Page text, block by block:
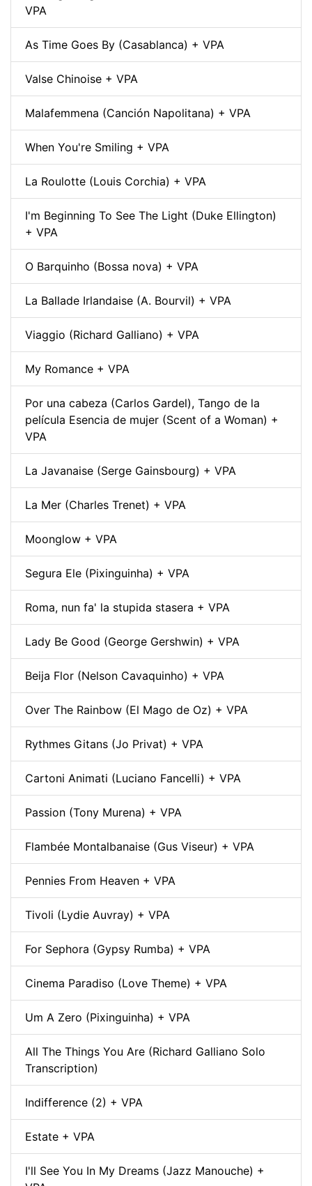
VPA
As Time Goes By (Casablanca) + VPA
Valse Chinoise + VPA
Malafemmena (Canción Napolitana) + VPA
When You're Smiling + VPA
La Roulotte (Louis Corchia) + VPA
I'm Beginning To See The Light (Duke Ellington)
+ VPA
O Barquinho (Bossa nova) + VPA
La Ballade Irlandaise (A. Bourvil) + VPA
Viaggio (Richard Galliano) + VPA
My Romance + VPA
Por una cabeza (Carlos Gardel), Tango de la
película Esencia de mujer (Scent of a Woman) +
VPA
La Javanaise (Serge Gainsbourg) + VPA
La Mer (Charles Trenet) + VPA
Moonglow + VPA
Segura Ele (Pixinguinha) + VPA
Roma, nun fa' la stupida stasera + VPA
Lady Be Good (George Gershwin) + VPA
Beija Flor (Nelson Cavaquinho) + VPA
Over The Rainbow (El Mago de Oz) + VPA
Rythmes Gitans (Jo Privat) + VPA
Cartoni Animati (Luciano Fancelli) + VPA
Passion (Tony Murena) + VPA
Flambée Montalbanaise (Gus Viseur) + VPA
Pennies From Heaven + VPA
Tivoli (Lydie Auvray) + VPA
For Sephora (Gypsy Rumba) + VPA
Cinema Paradiso (Love Theme) + VPA
Um A Zero (Pixinguinha) + VPA
All The Things You Are (Richard Galliano Solo
Transcription)
Indifference (2) + VPA
Estate + VPA
I'll See You In My Dreams (Jazz Manouche) +